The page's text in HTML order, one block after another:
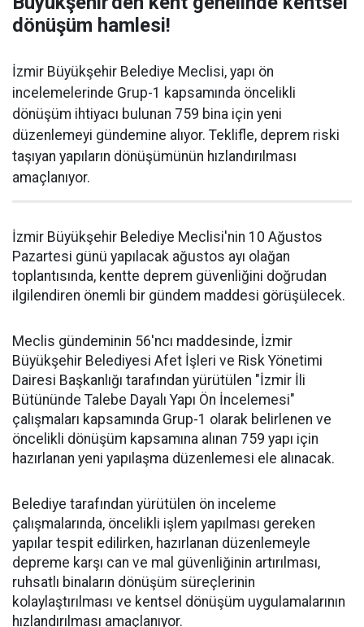
dönüşüm hamlesi!
İzmir Büyükşehir Belediye Meclisi, yapı ön
incelemelerinde Grup-1 kapsamında öncelikli
dönüşüm ihtiyacı bulunan 759 bina için yeni
düzenlemeyi gündemine alıyor. Teklifle, deprem riski
taşıyan yapıların dönüşümünün hızlandırılması
amaçlanıyor.
İzmir Büyükşehir Belediye Meclisi'nin 10 Ağustos
Pazartesi günü yapılacak ağustos ayı olağan
toplantısında, kentte deprem güvenliğini doğrudan
ilgilendiren önemli bir gündem maddesi görüşülecek.
Meclis gündeminin 56'ncı maddesinde, İzmir
Büyükşehir Belediyesi Afet İşleri ve Risk Yönetimi
Dairesi Başkanlığı tarafından yürütülen "İzmir İli
Bütününde Talebe Dayalı Yapı Ön İncelemesi"
çalışmaları kapsamında Grup-1 olarak belirlenen ve
öncelikli dönüşüm kapsamına alınan 759 yapı için
hazırlanan yeni yapılaşma düzenlemesi ele alınacak.
Belediye tarafından yürütülen ön inceleme
çalışmalarında, öncelikli işlem yapılması gereken
yapılar tespit edilirken, hazırlanan düzenlemeyle
depreme karşı can ve mal güvenliğinin artırılması,
ruhsatlı binaların dönüşüm süreçlerinin
kolaylaştırılması ve kentsel dönüşüm uygulamalarının
hızlandırılması amaçlanıyor.